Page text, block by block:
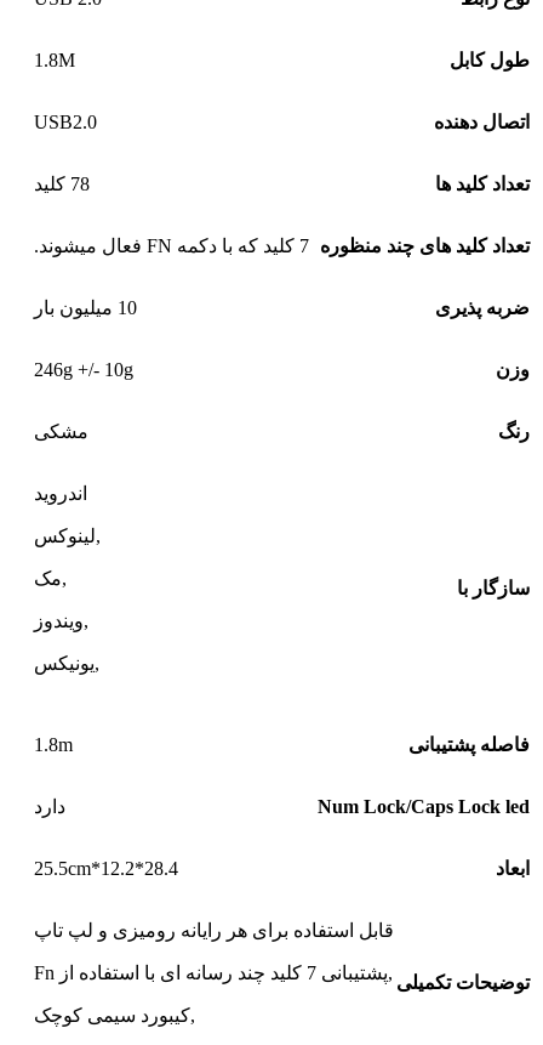
طول کابل 1.8M
اتصال دهنده USB2.0
تعداد کلید ها 78 کلید
تعداد کلید های چند منظوره 7 کلید که با دکمه FN فعال میشوند.
ضربه پذیری 10 میلیون بار
وزن 246g +/- 10g
رنگ مشکی
سازگار با
اندروید
,لینوکس
,مک
,ویندوز
,یونیکس
فاصله پشتیبانی 1.8m
Num Lock/Caps Lock led دارد
ابعاد 28.4*12.2*25.5cm
توضیحات تکمیلی
قابل استفاده برای هر رایانه رومیزی و لپ تاپ
,پشتیبانی 7 کلید چند رسانه ای با استفاده از Fn
,کیبورد سیمی کوچک